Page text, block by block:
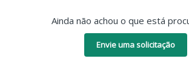
Ainda não achou o que está
Envie uma solicitação